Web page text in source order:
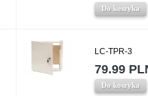
Do koszyka
LC-TPR-3
79.99
Do koszyka